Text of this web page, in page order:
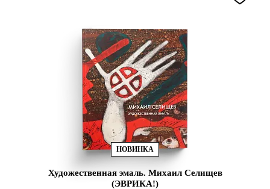
НОВИНКА
Художественная эмаль. Михаил Селищев
(ЭВРИКА!)